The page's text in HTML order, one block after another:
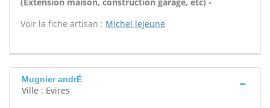
Voir la fiche artisan : Michel lejeune
Mugnier andrÉ
Ville : Evires